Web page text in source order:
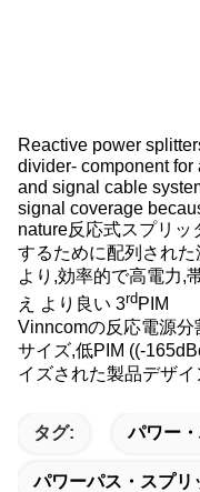
Reactive power
divider- component
and signal cable
signal coverage
nature反応式スプリッ
するために配列され
より,効率的で高電力,
え より良い 3rdPIM
Vinncomの反応電源
サイズ,低PIM ((-
イズされた製品デザ
タグ: パワー
パワーパス・スプリ